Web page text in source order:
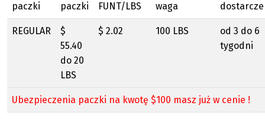
paczki
paczki
FUNT/LBS
waga
REGULAR
$
55.40
do 20
LBS
$ 2.02 100 LBS
od 3 do 6
tygodni
Ubezpieczenia paczki na kwotę $100 masz już w cenie !